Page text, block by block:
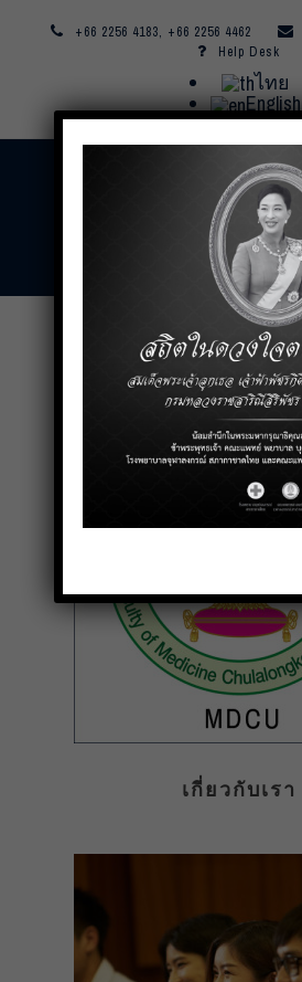
+66 2256 4183, +66 2256 4462
Help Desk
ไทย
English
เกี่ยวกับเรา